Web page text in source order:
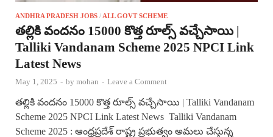
ANDHRA PRADESH JOBS / ALL GOVT SCHEME
తల్లికి వందనం 15000 కొత్త రూల్స్ వచ్చేసాయి |
Talliki Vandanam Scheme 2025 NPCI Link
Latest News
May 1, 2025 - by mohan - Leave a Comment
తల్లికి వందనం 15000 కొత్త రూల్స్ వచ్చేసాయి | Talliki Vandanam
Scheme 2025 NPCI Link Latest News Talliki Vandanam
Scheme 2025 : ఆంధ్రప్రదేశ్ రాష్ట్ర ప్రభుత్వం అమలు చేస్తున్న